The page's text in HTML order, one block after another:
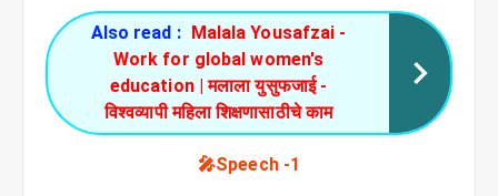
Also read : Malala Yousafzai -
Work for global women's
education | मलाला युसुफजाई -
विश्वव्यापी महिला शिक्षणासाठीचे काम
🎤Speech -1